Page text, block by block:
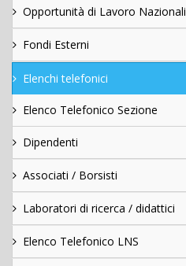
Opportunità di Lavoro Nazionali
Fondi Esterni
Elenchi telefonici
Elenco Telefonico Sezione
Dipendenti
Associati / Borsisti
Laboratori di ricerca / didattici
Elenco Telefonico LNS